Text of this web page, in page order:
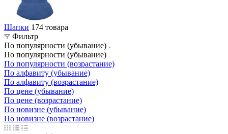
Шапки 174 товара
Фильтр
По популярности (убывание)
По популярности (убывание)
По популярности (возрастание)
По алфавиту (убывание)
По алфавиту (возрастание)
По цене (убывание)
По цене (возрастание)
По новизне (убывание)
По новизне (возрастание)